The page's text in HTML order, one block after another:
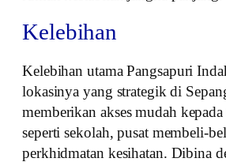
Kelebihan
Kelebihan utama Pangsapuri
lokasinya yang strategik di
memberikan akses mudah
seperti sekolah, pusat membeli-
perkhidmatan kesihatan. Dibina